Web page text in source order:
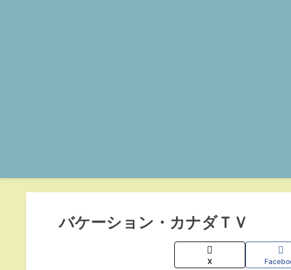
バケーション・カナダＴＶ
X